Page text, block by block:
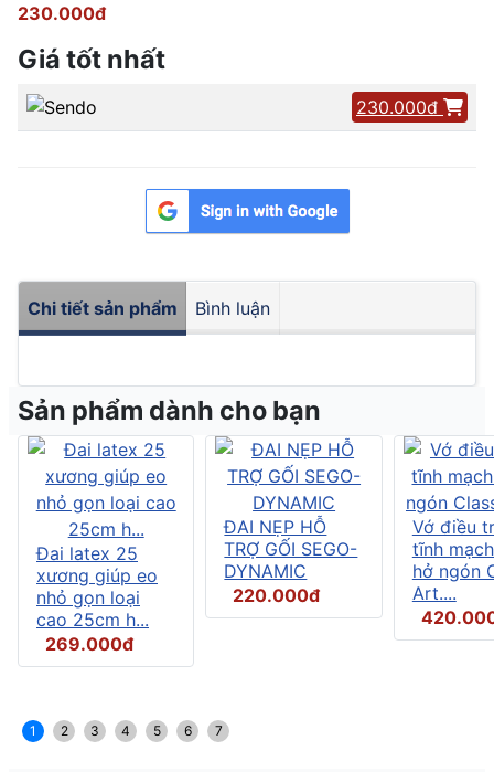
230.000đ
Giá tốt nhất
230.000đ
Chi tiết sản phẩm Bình luận
Sản phẩm dành cho bạn
Đai latex 25
xương giúp eo
nhỏ gọn loại
cao 25cm h...
269.000đ
ĐAI NẸP HỖ
TRỢ GỐI SEGO-
DYNAMIC
220.000đ
Vớ điều
tĩnh
hở ngón
Art....
1 2 3 4 5 6 7